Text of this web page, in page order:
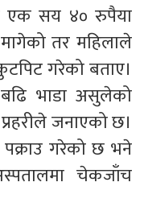
एक सय ४० रुपैया
तर महिलाले
गरेको बताए।
भाडा असुलेको
जनाएको छ।
गरेको छ भने
चेकजाँच